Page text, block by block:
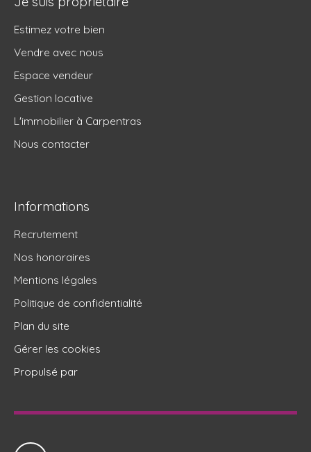
Estimez votre bien
Vendre avec nous
Espace vendeur
Gestion locative
L'immobilier à Carpentras
Nous contacter
Informations
Recrutement
Nos honoraires
Mentions légales
Politique de confidentialité
Plan du site
Gérer les cookies
Propulsé par